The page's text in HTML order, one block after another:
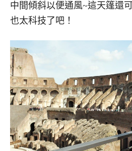
中間傾斜以便通風~這天篷還
也太科技了吧！